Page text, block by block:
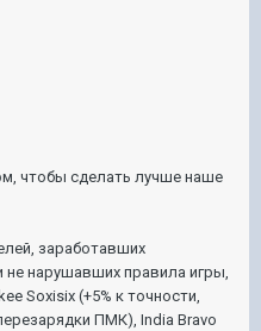
чтобы сделать лучше наше
заработавших
нарушавших правила игры,
Soxisix (+5% к точности,
ПМК), India Bravo